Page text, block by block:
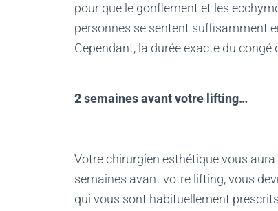
pour que le gonflement et les
personnes se sentent suffisamment
Cependant, la durée exacte du
2 semaines avant votre lifting…
Votre chirurgien esthétique vous
semaines avant votre lifting, vous
qui vous sont habituellement